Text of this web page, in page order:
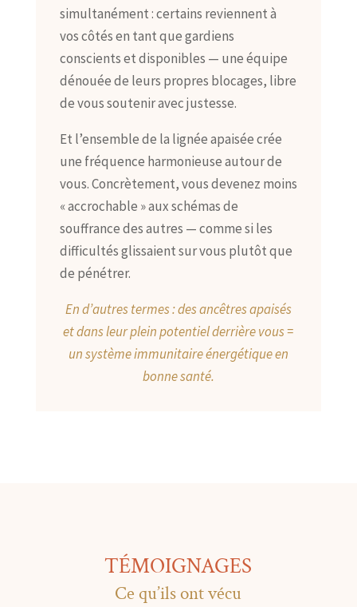
simultanément : certains reviennent à
vos côtés en tant que gardiens
conscients et disponibles — une équipe
dénouée de leurs propres blocages, libre
de vous soutenir avec justesse.
Et l’ensemble de la lignée apaisée crée
une fréquence harmonieuse autour de
vous. Concrètement, vous devenez moins
« accrochable » aux schémas de
souffrance des autres — comme si les
difficultés glissaient sur vous plutôt que
de pénétrer.
En d’autres termes : des ancêtres apaisés
et dans leur plein potentiel derrière vous =
un système immunitaire énergétique en
bonne santé.
TÉMOIGNAGES
Ce qu’ils ont vécu